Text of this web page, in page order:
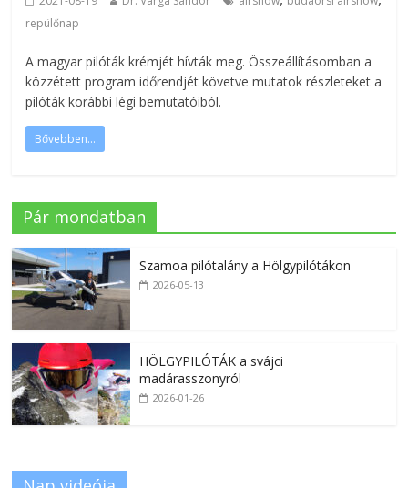
repülőnap
A magyar pilóták krémjét hívták meg. Összeállításomban a
közzétett program időrendjét követve mutatok részleteket a
pilóták korábbi légi bemutatóiból.
Bővebben...
Pár mondatban
Szamoa pilótalány a Hölgypilótákon
2026-05-13
HÖLGYPILÓTÁK a svájci
madárasszonyról
2026-01-26